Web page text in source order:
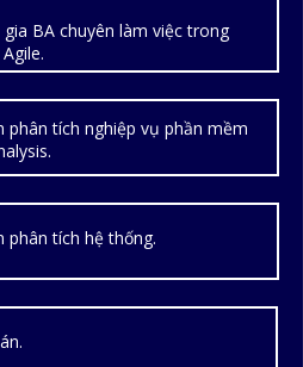
gia BA chuyên làm việc trong
phân tích nghiệp vụ phần mềm
phân tích hệ thống.